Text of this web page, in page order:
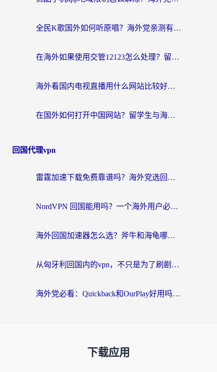
全民K歌国外如何听原唱？海外党亲测有效的回国加速器选择指南
在海外如果使用交管12123怎么处理？留学生亲测有效的回国加速方案
海外看国内电视直播用什么网站比较好？一篇解决你所有追剧难题的实用指南
在国外如何打开中国网站？留学生与海外华人的无缝访问指南
回国代理vpn
雷霆加速下载免费靠谱吗？海外党选回国加速器的避坑指南（附热门工具对比）
NordVPN 回国能用吗？一个海外用户必须面对的真实困境
海外回国加速器怎么选？斧牛和海龟哪个好？一篇帮你避开坑的实用指南
从匈牙利回国内的vpn，不只是为了刷剧那么简单
海外党必看：Quickback和OurPlay好用吗？3分钟选对回国加速器，无缝刷剧玩游戏
下载应用